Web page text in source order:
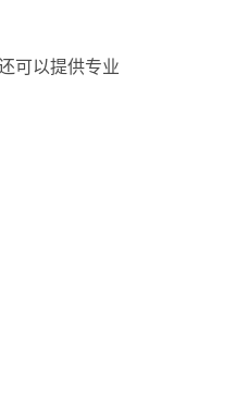
可以提供专业